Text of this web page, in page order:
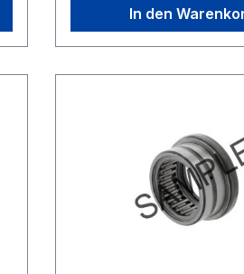
Wirkrichtung einseitig
Schmierung für
In den